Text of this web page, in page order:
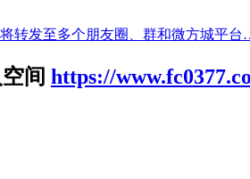
转发至多个朋友圈、群和微方城平
间 https://